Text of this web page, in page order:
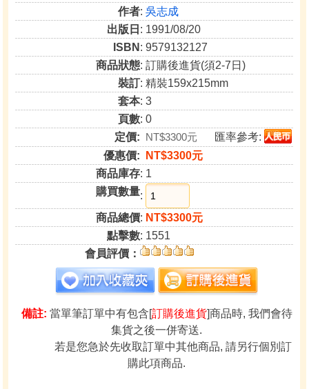
作者:吳志成
出版日 : 1991/08/20
ISBN : 9579132127
商品狀態: 訂購後進貨(須2-7日)
裝訂: 精裝159x215mm
套本: 3
頁數: 0
定價: NT$3300元
匯率參考:
優惠價:
NT$3300元
商品庫存: 1
購買數量:
商品總價: NT$3300元
點擊數: 1551
會員評價：
備註: 當單筆訂單中有包含[訂購後進貨]商品時, 我們會待
集貨之後一併寄送.
若是您急於先收取訂單中其他商品, 請另行個別訂
購此項商品.